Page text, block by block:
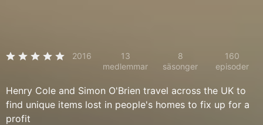
2016
13
medlemmar
8
säsonger
160
episoder
Henry Cole and Simon O'Brien travel across the UK to
find unique items lost in people's homes to fix up for a
profit